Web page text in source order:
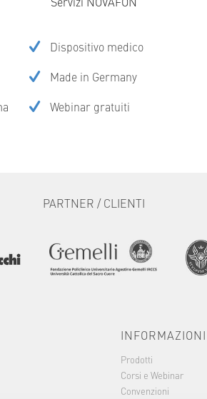
Dispositivo medico
Made in Germany
Webinar gratuiti
PARTNER / CLIENTI
INFORMAZIONI
Prodotti
Corsi e Webinar
Convenzioni